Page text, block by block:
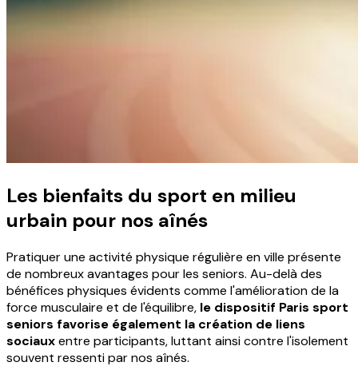
Les bienfaits du sport en milieu
urbain pour nos aînés
Pratiquer une activité physique régulière en ville présente
de nombreux avantages pour les seniors. Au-delà des
bénéfices physiques évidents comme l'amélioration de la
force musculaire et de l'équilibre, le dispositif Paris sport
seniors favorise également la création de liens
sociauxentre participants, luttant ainsi contre l'isolement
souvent ressenti par nos aînés.